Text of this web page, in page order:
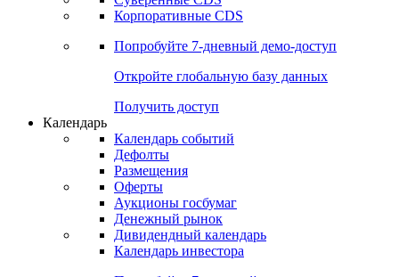
Корпоративные CDS
Попробуйте 7-дневный демо-доступ
Откройте глобальную базу данных
Получить доступ
Календарь
Календарь событий
Дефолты
Размещения
Оферты
Аукционы госбумаг
Денежный рынок
Дивидендный календарь
Календарь инвестора